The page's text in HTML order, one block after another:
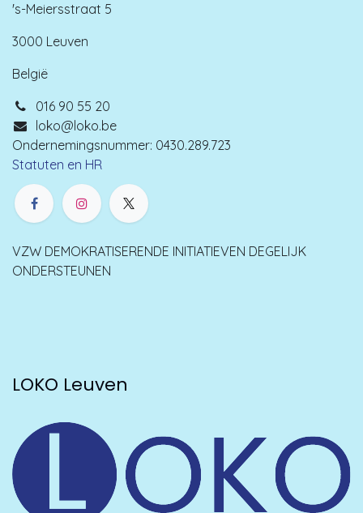
's-Meiersstraat 5
3000 Leuven
België
016 90 55 20
loko@loko.be
Ondernemingsnummer: 0430.289.723
Statuten en HR
VZW DEMOKRATISERENDE INITIATIEVEN DEGELIJK
ONDERSTEUNEN
LOKO Leuven